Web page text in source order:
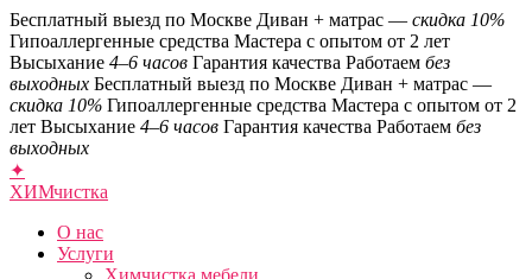
Бесплатный выезд по Москве Диван + матрас — скидка 10%
Гипоаллергенные средства Мастера с опытом от 2 лет
Высыхание 4–6 часов Гарантия качества Работаем без
выходных Бесплатный выезд по Москве Диван + матрас —
скидка 10% Гипоаллергенные средства Мастера с опытом от 2
лет Высыхание 4–6 часов Гарантия качества Работаем без
выходных
✦
ХИМчистка
О нас
Услуги
Химчистка мебели